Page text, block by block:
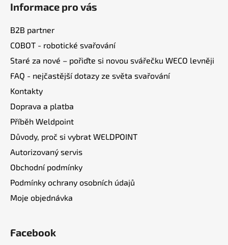
Informace pro vás
B2B partner
COBOT - robotické svařování
Staré za nové – pořiďte si novou svářečku WECO levněji
FAQ - nejčastější dotazy ze světa svařování
Kontakty
Doprava a platba
Příběh Weldpoint
Důvody, proč si vybrat WELDPOINT
Autorizovaný servis
Obchodní podmínky
Podmínky ochrany osobních údajů
Moje objednávka
Facebook